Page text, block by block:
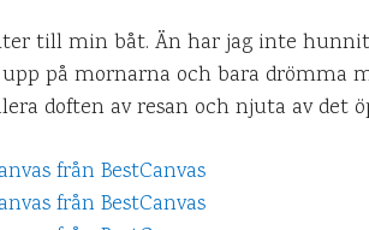
till min båt. Än har jag inte
på mornarna och bara drömma
doften av resan och njuta av det